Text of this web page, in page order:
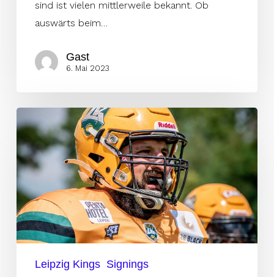
sind ist vielen mittlerweile bekannt. Ob
auswärts beim…
Gast
6. Mai 2023
ist
wieder
zu
Hause
Leipzig Kings Signings